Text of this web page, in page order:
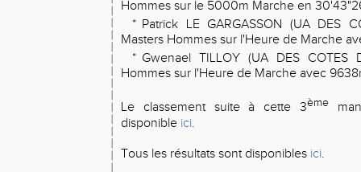
Hommes sur le 5000m Marche en
* Patrick LE GARGASSON (UA DES
Masters Hommes sur l'Heure de Marche
* Gwenael TILLOY (UA DES COTES
Hommes sur l'Heure de Marche avec
Le classement suite à cette 3ème
disponible ici.
Tous les résultats sont disponibles ici.